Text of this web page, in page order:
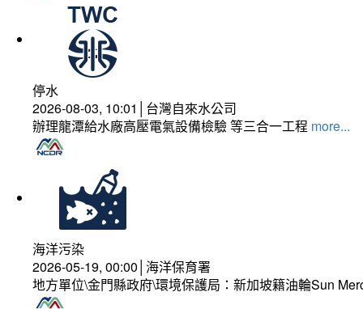
停水
2026-08-03, 10:01│台灣自來水公司
辦理龍潭給水廠高壓電氣設備檢驗 等三合一工程 more...
海洋污染
2026-05-19, 00:00│海洋保育署
地方單位\金門縣政府\環境保護局：新加坡籍油輪Sun